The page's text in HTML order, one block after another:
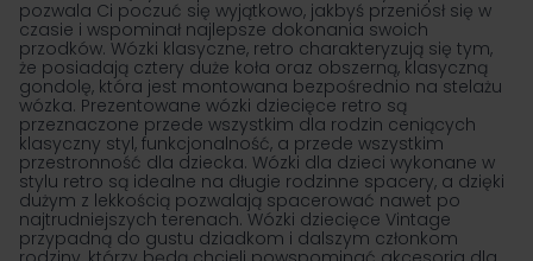
pozwala Ci poczuć się wyjątkowo, jakbyś przeniósł się w
czasie i wspominał najlepsze dokonania swoich
przodków. Wózki klasyczne, retro charakteryzują się tym,
że posiadają cztery duże koła oraz obszerną, klasyczną
gondolę, która jest montowana bezpośrednio na stelażu
wózka. Prezentowane wózki dziecięce retro są
przeznaczone przede wszystkim dla rodzin ceniących
klasyczny styl, funkcjonalność, a przede wszystkim
przestronność dla dziecka. Wózki dla dzieci wykonane w
stylu retro są idealne na długie rodzinne spacery, a dzięki
dużym z lekkością pozwalają spacerować nawet po
najtrudniejszych terenach. Wózki dziecięce Vintage
przypadną do gustu dziadkom i dalszym członkom